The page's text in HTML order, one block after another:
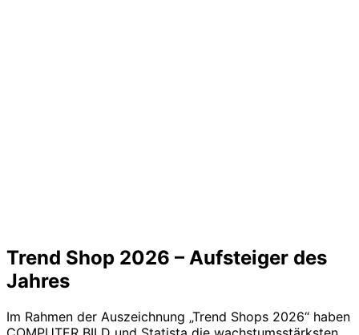
Trend Shop 2026 – Aufsteiger des
Jahres
Im Rahmen der Auszeichnung „Trend Shops 2026“ haben